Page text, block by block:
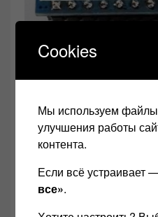
плата TDA1387
плата цап-чипа TDA1387
Впрочем, цап-чип
комплектующие сами по
Cookies
Мы используем
улучшения работы
контента.
Если всё устраивает
все».